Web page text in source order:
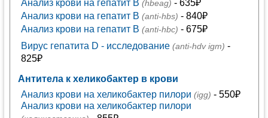
Анализ крови на гепатит В (hbеag) - 635₽
Анализ крови на гепатит В (anti-hbs) - 840₽
Анализ крови на гепатит В (anti-hbc) - 675₽
Вирус гепатита D - исследование (anti-hdv igm) -
825₽
Антитела к хеликобактер в крови
Анализ крови на хеликобактер пилори (igg) - 550₽
Анализ крови на хеликобактер пилори